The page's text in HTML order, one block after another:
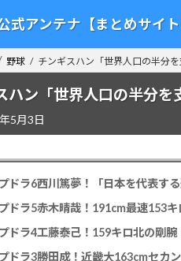
式アンテナ【まとめサイ
野球 チンギスハン「世界人口の半分
ハン「世界人口の半分
5月3日
ドラ6西川篤夢！「日本を代表す
ドラ5赤木晴哉！191cm最速153
ドラ4工藤泰己！159キロ北の剛腕
ドラ3勝田成！近畿大163cmセカ